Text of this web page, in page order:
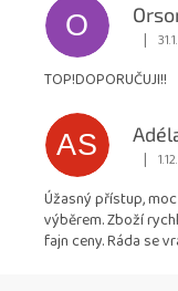
O |
TOP!DOPORUČUJI!!
AS |
Úžasný přístup,
výběrem. Zboží
fajn ceny. Ráda se